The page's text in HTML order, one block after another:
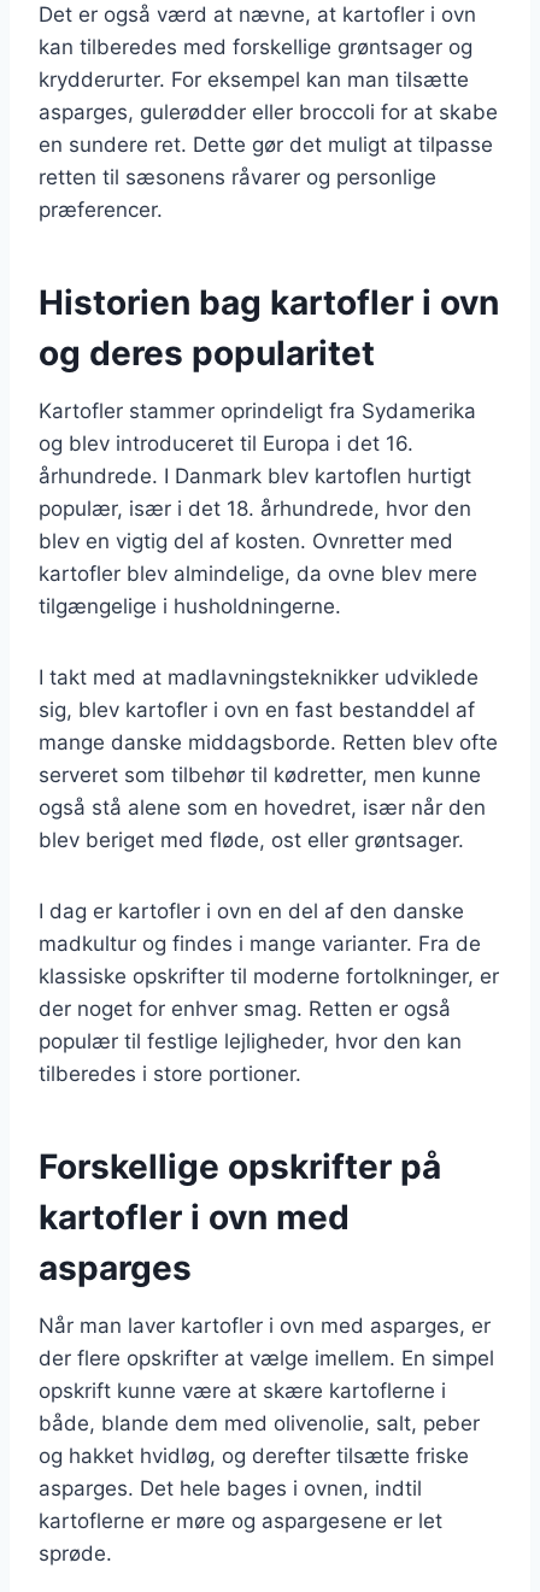
Det er også værd at nævne, at kartofler i ovn
kan tilberedes med forskellige grøntsager og
krydderurter. For eksempel kan man tilsætte
asparges, gulerødder eller broccoli for at skabe
en sundere ret. Dette gør det muligt at tilpasse
retten til sæsonens råvarer og personlige
præferencer.
Historien bag kartofler i ovn
og deres popularitet
Kartofler stammer oprindeligt fra Sydamerika
og blev introduceret til Europa i det 16.
århundrede. I Danmark blev kartoflen hurtigt
populær, især i det 18. århundrede, hvor den
blev en vigtig del af kosten. Ovnretter med
kartofler blev almindelige, da ovne blev mere
tilgængelige i husholdningerne.
I takt med at madlavningsteknikker udviklede
sig, blev kartofler i ovn en fast bestanddel af
mange danske middagsborde. Retten blev ofte
serveret som tilbehør til kødretter, men kunne
også stå alene som en hovedret, især når den
blev beriget med fløde, ost eller grøntsager.
I dag er kartofler i ovn en del af den danske
madkultur og findes i mange varianter. Fra de
klassiske opskrifter til moderne fortolkninger, er
der noget for enhver smag. Retten er også
populær til festlige lejligheder, hvor den kan
tilberedes i store portioner.
Forskellige opskrifter på
kartofler i ovn med
asparges
Når man laver kartofler i ovn med asparges, er
der flere opskrifter at vælge imellem. En simpel
opskrift kunne være at skære kartoflerne i
både, blande dem med olivenolie, salt, peber
og hakket hvidløg, og derefter tilsætte friske
asparges. Det hele bages i ovnen, indtil
kartoflerne er møre og aspargesene er let
sprøde.